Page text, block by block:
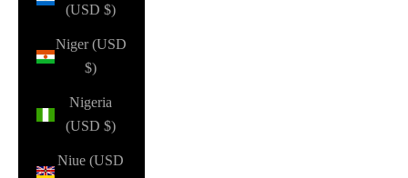
(USD $)
Niger (USD
$)
Nigeria
(USD $)
Niue (USD